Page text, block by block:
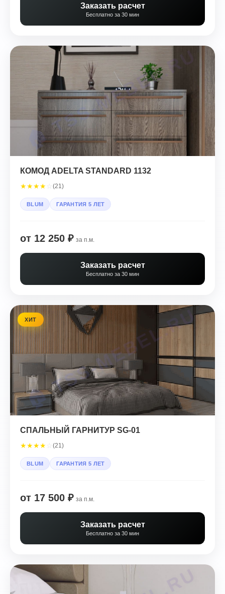
Заказать расчет
Бесплатно за 30 мин
КОМОД ADELTA STANDARD 1132
★★★★ (21)
BLUM ГАРАНТИЯ 5 ЛЕТ
от 12 250 ₽ за п.м.
Заказать расчет
Бесплатно за 30 мин
ХИТ
СПАЛЬНЫЙ ГАРНИТУР SG-01
★★★★ (21)
BLUM ГАРАНТИЯ 5 ЛЕТ
от 17 500 ₽ за п.м.
Заказать расчет
Бесплатно за 30 мин